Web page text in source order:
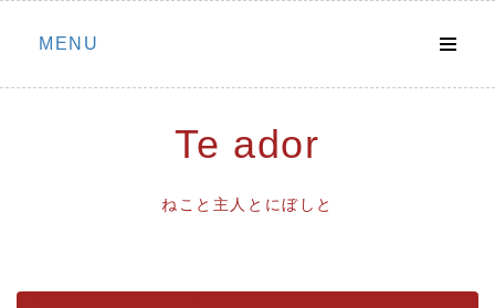
Skip
MENU
Te ador
ねこと主人とにぼしと